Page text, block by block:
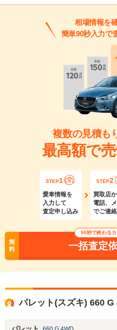
相場情報を
簡単90秒入力で
複数の見積も
最高額で
STEP1
愛車情報を
入力して
査定申し込み
STEP2
買取店
電話、
でご連絡
無
料
90秒で終わる
一括査定
パレット(スズキ) 660